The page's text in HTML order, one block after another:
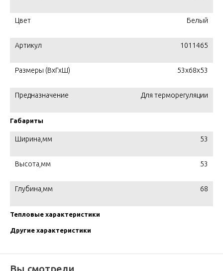
Цвет Белый
Артикул 1011465
Размеры (ВхГхШ) 53x68x53
Предназначение Для терморегуляции
Габариты
Ширина,мм 53
Высота,мм 53
Глубина,мм 68
Тепловые характеристики
Другие характеристики